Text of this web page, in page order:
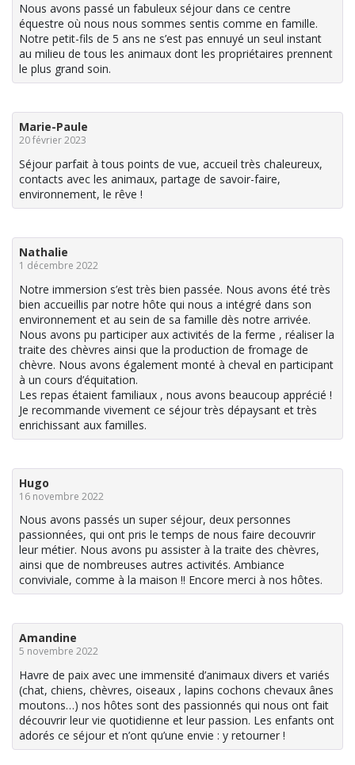
Nous avons passé un fabuleux séjour dans ce centre
équestre où nous nous sommes sentis comme en famille.
Notre petit-fils de 5 ans ne s’est pas ennuyé un seul instant
au milieu de tous les animaux dont les propriétaires prennent
le plus grand soin.
Marie-Paule
20 février 2023
Séjour parfait à tous points de vue, accueil très chaleureux,
contacts avec les animaux, partage de savoir-faire,
environnement, le rêve !
Nathalie
1 décembre 2022
Notre immersion s’est très bien passée. Nous avons été très
bien accueillis par notre hôte qui nous a intégré dans son
environnement et au sein de sa famille dès notre arrivée.
Nous avons pu participer aux activités de la ferme , réaliser la
traite des chèvres ainsi que la production de fromage de
chèvre. Nous avons également monté à cheval en participant
à un cours d’équitation.
Les repas étaient familiaux , nous avons beaucoup apprécié !
Je recommande vivement ce séjour très dépaysant et très
enrichissant aux familles.
Hugo
16 novembre 2022
Nous avons passés un super séjour, deux personnes
passionnées, qui ont pris le temps de nous faire decouvrir
leur métier. Nous avons pu assister à la traite des chèvres,
ainsi que de nombreuses autres activités. Ambiance
conviviale, comme à la maison !! Encore merci à nos hôtes.
Amandine
5 novembre 2022
Havre de paix avec une immensité d’animaux divers et variés
(chat, chiens, chèvres, oiseaux , lapins cochons chevaux ânes
moutons…) nos hôtes sont des passionnés qui nous ont fait
découvrir leur vie quotidienne et leur passion. Les enfants ont
adorés ce séjour et n’ont qu’une envie : y retourner !